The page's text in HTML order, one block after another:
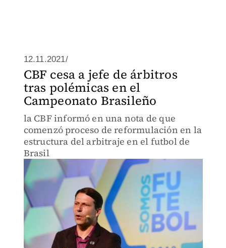
12.11.2021/
CBF cesa a jefe de árbitros
tras polémicas en el
Campeonato Brasileño
la CBF informó en una nota de que
comenzó proceso de reformulación en la
estructura del arbitraje en el futbol de
Brasil